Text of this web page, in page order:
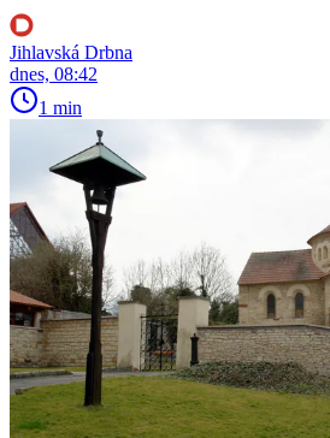
Jihlavská Drbna
dnes, 08:42
1 min